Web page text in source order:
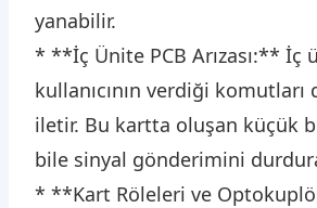
yanabilir.
* **İç Ünite PCB Arızası:** İç
kullanıcının verdiği komutları
iletir. Bu kartta oluşan küçük
bile sinyal gönderimini
* **Kart Röleleri ve